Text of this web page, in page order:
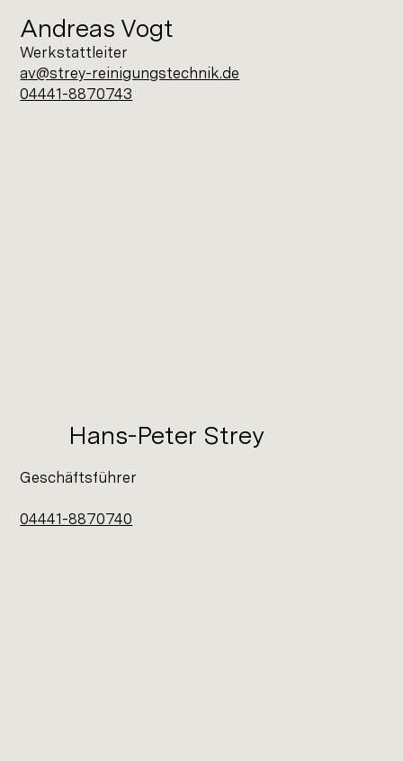
Hans-Peter Strey
Geschäftsführer
04441-8870740
Andreas Vogt
Werkstattleiter
av@strey-reinigungstechnik.de
04441-8870743